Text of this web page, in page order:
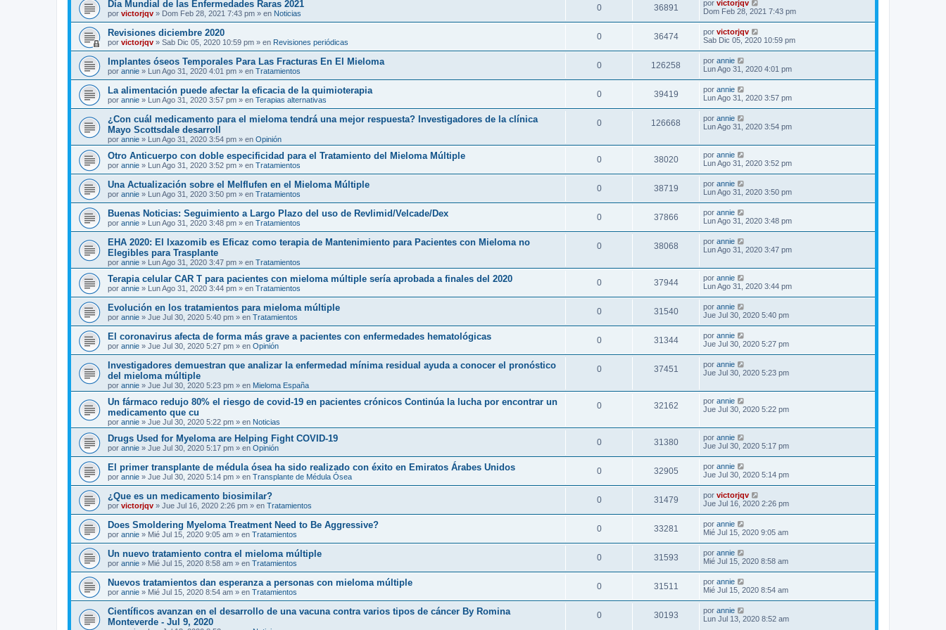
Día Mundial de las Enfermedades Raras 2021
por victorjqv » Dom Feb 28, 2021 7:43 pm » en Noticias
0 36891 por victorjqv
Dom Feb 28, 2021 7:43 pm
Revisiones diciembre 2020
por victorjqv » Sab Dic 05, 2020 10:59 pm » en Revisiones periódicas
0 36474 por victorjqv
Sab Dic 05, 2020 10:59 pm
Implantes óseos Temporales Para Las Fracturas En El Mieloma
por annie » Lun Ago 31, 2020 4:01 pm » en Tratamientos
0 126258 por annie
Lun Ago 31, 2020 4:01 pm
La alimentación puede afectar la eficacia de la quimioterapia
por annie » Lun Ago 31, 2020 3:57 pm » en Terapias alternativas
0 39419 por annie
Lun Ago 31, 2020 3:57 pm
¿Con cuál medicamento para el mieloma tendrá una mejor respuesta? Investigadores de la clínica
Mayo Scottsdale desarroll
por annie » Lun Ago 31, 2020 3:54 pm » en Opinión
0 126668 por annie
Lun Ago 31, 2020 3:54 pm
Otro Anticuerpo con doble especificidad para el Tratamiento del Mieloma Múltiple
por annie » Lun Ago 31, 2020 3:52 pm » en Tratamientos
0 38020 por annie
Lun Ago 31, 2020 3:52 pm
Una Actualización sobre el Melflufen en el Mieloma Múltiple
por annie » Lun Ago 31, 2020 3:50 pm » en Tratamientos
0 38719 por annie
Lun Ago 31, 2020 3:50 pm
Buenas Noticias: Seguimiento a Largo Plazo del uso de Revlimid/Velcade/Dex
por annie » Lun Ago 31, 2020 3:48 pm » en Tratamientos
0 37866 por annie
Lun Ago 31, 2020 3:48 pm
EHA 2020: El Ixazomib es Eficaz como terapia de Mantenimiento para Pacientes con Mieloma no
Elegibles para Trasplante
por annie » Lun Ago 31, 2020 3:47 pm » en Tratamientos
0 38068 por annie
Lun Ago 31, 2020 3:47 pm
Terapia celular CAR T para pacientes con mieloma múltiple sería aprobada a finales del 2020
por annie » Lun Ago 31, 2020 3:44 pm » en Tratamientos
0 37944 por annie
Lun Ago 31, 2020 3:44 pm
Evolución en los tratamientos para mieloma múltiple
por annie » Jue Jul 30, 2020 5:40 pm » en Tratamientos
0 31540 por annie
Jue Jul 30, 2020 5:40 pm
El coronavirus afecta de forma más grave a pacientes con enfermedades hematológicas
por annie » Jue Jul 30, 2020 5:27 pm » en Opinión
0 31344 por annie
Jue Jul 30, 2020 5:27 pm
Investigadores demuestran que analizar la enfermedad mínima residual ayuda a conocer el pronóstico
del mieloma múltiple
por annie » Jue Jul 30, 2020 5:23 pm » en Mieloma España
0 37451 por annie
Jue Jul 30, 2020 5:23 pm
Un fármaco redujo 80% el riesgo de covid-19 en pacientes crónicos Continúa la lucha por encontrar un
medicamento que cu
por annie » Jue Jul 30, 2020 5:22 pm » en Noticias
0 32162 por annie
Jue Jul 30, 2020 5:22 pm
Drugs Used for Myeloma are Helping Fight COVID-19
por annie » Jue Jul 30, 2020 5:17 pm » en Opinión
0 31380 por annie
Jue Jul 30, 2020 5:17 pm
El primer transplante de médula ósea ha sido realizado con éxito en Emiratos Árabes Unidos
por annie » Jue Jul 30, 2020 5:14 pm » en Transplante de Médula Ósea
0 32905 por annie
Jue Jul 30, 2020 5:14 pm
¿Que es un medicamento biosimilar?
por victorjqv » Jue Jul 16, 2020 2:26 pm » en Tratamientos
0 31479 por victorjqv
Jue Jul 16, 2020 2:26 pm
Does Smoldering Myeloma Treatment Need to Be Aggressive?
por annie » Mié Jul 15, 2020 9:05 am » en Tratamientos
0 33281 por annie
Mié Jul 15, 2020 9:05 am
Un nuevo tratamiento contra el mieloma múltiple
por annie » Mié Jul 15, 2020 8:58 am » en Tratamientos
0 31593 por annie
Mié Jul 15, 2020 8:58 am
Nuevos tratamientos dan esperanza a personas con mieloma múltiple
por annie » Mié Jul 15, 2020 8:54 am » en Tratamientos
0 31511 por annie
Mié Jul 15, 2020 8:54 am
Científicos avanzan en el desarrollo de una vacuna contra varios tipos de cáncer By Romina
Monteverde - Jul 9, 2020
0 30193 por annie
Lun Jul 13, 2020 8:52 am